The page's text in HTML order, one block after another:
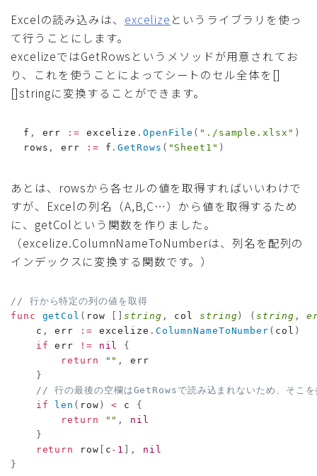
Excelの読み込みは、 excelize というライブラリを使っ
て行うことにします。
excelizeではGetRowsというメソッドが用意されてお
り、これを使うことによってシートのセル全体を[]
[]stringに変換することができます。
  f
, err := excelize . OpenFile ( "./sample.xlsx" )
  rows
, err := f .GetRows ( "Sheet1" )
あとは、rowsから各セルの値を取得すればいいわけで
すが、Excelの列名（A,B,C…）から値を取得するため
に、getColという関数を作りました。
（excelize.ColumnNameToNumberは、列名を配列の
インデックスに変換する関数です。）
// 行から特定の列の値を取得
func
getCol ( row ]string , col string ) (string ,
    c
, err := excelize . ColumnNameToNumber ( col )
if err != nil
{
return
"" ,
err
}
// 行の最後の空欄はGetRowsで読み込まれないため、そこを
if
len ( row ) < c {
return
"" ,
nil
}
return
row c - 1 ,
nil
}